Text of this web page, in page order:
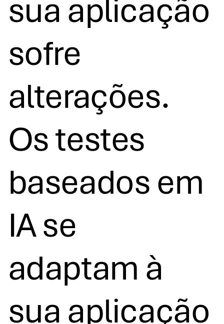
sua aplicação
sofre
alterações.
Os testes
baseados em
IA se
adaptam à
sua aplicação